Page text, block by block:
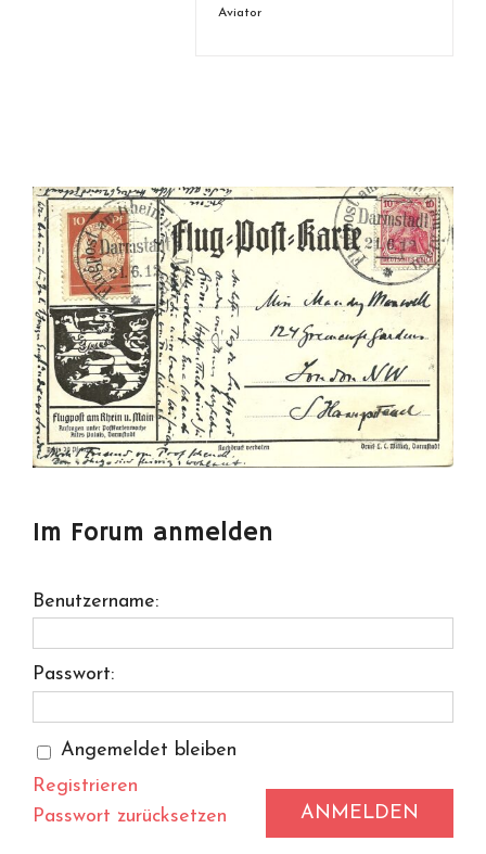
Aviator
Im Forum anmelden
Benutzername:
Passwort:
Angemeldet bleiben
ANMELDEN
Registrieren
Passwort zurücksetzen